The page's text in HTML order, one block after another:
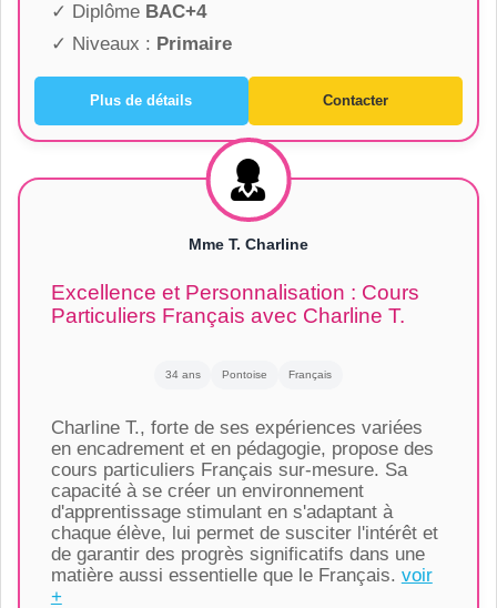
✓ Diplôme BAC+4
✓ Niveaux : Primaire
Plus de détails Contacter
Mme T. Charline
Excellence et Personnalisation : Cours
Particuliers Français avec Charline T.
34 ans Pontoise Français
Charline T., forte de ses expériences variées
en encadrement et en pédagogie, propose des
cours particuliers Français sur-mesure. Sa
capacité à se créer un environnement
d'apprentissage stimulant en s'adaptant à
chaque élève, lui permet de susciter l'intérêt et
de garantir des progrès significatifs dans une
matière aussi essentielle que le Français. voir
+